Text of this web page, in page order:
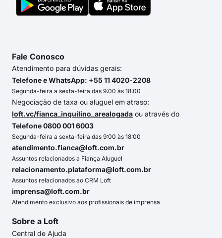
Fale Conosco
Atendimento para dúvidas gerais:
Telefone e WhatsApp: +55 11 4020-2208
Segunda-feira a sexta-feira das 9:00 às 18:00
Negociação de taxa ou aluguel em atraso:
loft.vc/fianca_inquilino_arealogada ou através do
Telefone 0800 001 6003
Segunda-feira a sexta-feira das 9:00 às 18:00
atendimento.fianca@loft.com.br
Assuntos relacionados a Fiança Aluguel
relacionamento.plataforma@loft.com.br
Assuntos relacionados ao CRM Loft
imprensa@loft.com.br
Atendimento exclusivo aos profissionais de imprensa
Sobre a Loft
Central de Ajuda